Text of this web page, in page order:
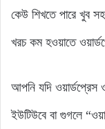
কেউ শিখতে পারে খুব
খরচ কম হওয়াতে
আপনি যদি ওয়ার্ডপ্রেস
ইউটিউবে বা গুগলে